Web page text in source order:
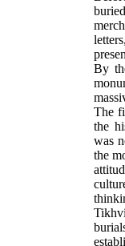
By
The
the
was
the